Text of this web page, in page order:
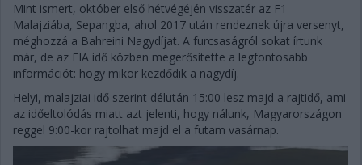
Mint ismert, október első hétvégéjén visszatér az F1
Malajziába, Sepangba, ahol 2017 után rendeznek újra versenyt,
méghozzá a Bahreini Nagydíjat. A furcsaságról sokat írtunk
már, de az FIA idő közben megerősítette a legfontosabb
információt: hogy mikor kezdődik a nagydíj.
Helyi, malajziai idő szerint délután 15:00 lesz majd a rajtidő, ami
az időeltolódás miatt azt jelenti, hogy nálunk, Magyarországon
reggel 9:00-kor rajtolhat majd el a futam vasárnap.